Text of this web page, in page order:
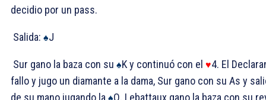
decidio por un pass.
Salida: ♠J
Sur gano la baza con su ♠K y continuó con el ♥4. El
fallo y jugo un diamante a la dama, Sur gano con su As y
de su mano jugando la ♠Q. Lebattaux gano la baza con su